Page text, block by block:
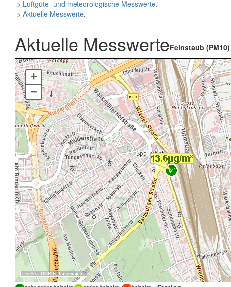
> Luftgüte- und meteorologische Messwerte.
> Aktuelle Messwerte.
Aktuelle MesswerteFeinstaub (PM10)
Quellen: DORIS, basemap.at
+
–